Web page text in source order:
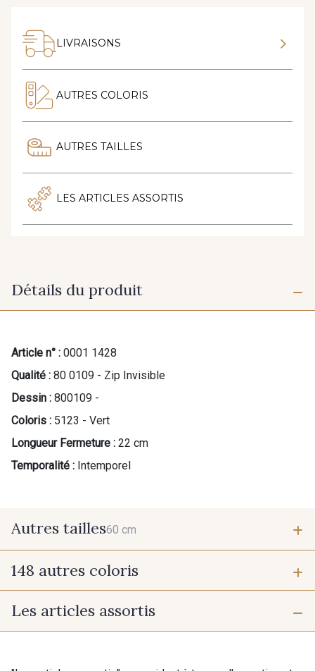
LIVRAISONS
AUTRES COLORIS
AUTRES TAILLES
LES ARTICLES ASSORTIS
Détails du produit
Article n° : 0001 1428
Qualité : 80 0109 - Zip Invisible
Dessin : 800109 -
Coloris : 5123 - Vert
Longueur Fermeture : 22 cm
Temporalité : Intemporel
Autres tailles60 cm
60 cm
148 autres coloris
9975 - Noir Jet
Les articles assortis